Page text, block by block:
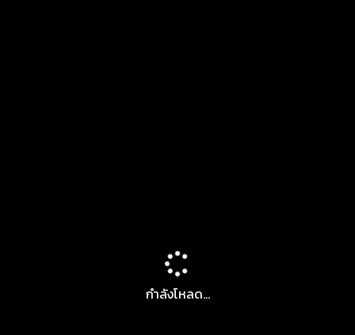
กำลังโหลด...